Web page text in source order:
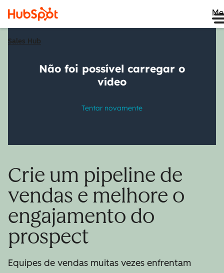
Sales Hub
Crie um pipeline de
vendas e melhore o
engajamento do
prospect
Equipes de vendas muitas vezes enfrentam